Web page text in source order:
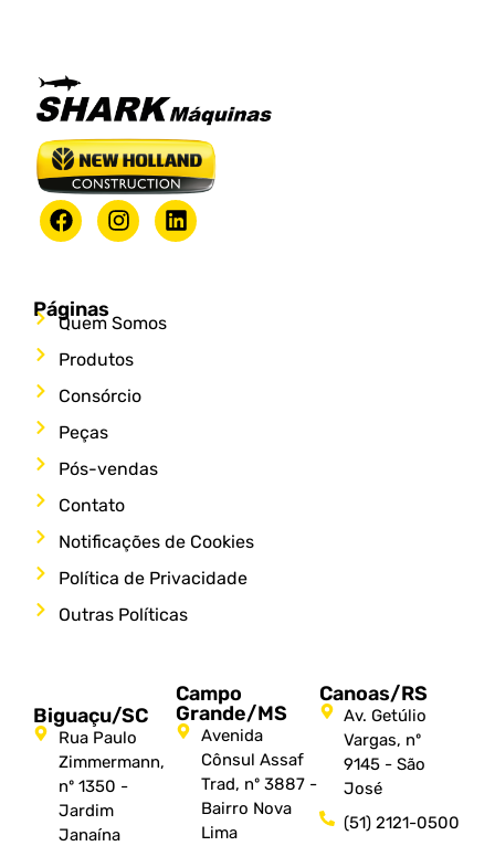
Páginas
Quem Somos
Produtos
Consórcio
Peças
Pós-vendas
Contato
Notificações de Cookies
Política de Privacidade
Outras Políticas
Biguaçu/SC
Rua Paulo
Zimmermann,
nº 1350 -
Jardim
Janaína
Campo
Grande/MS
Avenida
Cônsul Assaf
Trad, nº 3887 -
Bairro Nova
Lima
Canoas/RS
Av. Getúlio
Vargas, nº
9145 - São
José
(51) 2121-0500